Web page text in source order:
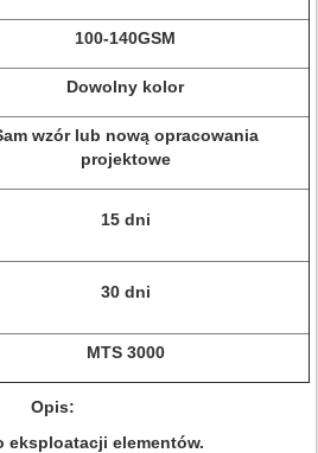
100-140GSM
Dowolny kolor
wzór lub nową opracowania
projektowe
15 dni
30 dni
MTS 3000
Opis:
eksploatacji elementów.